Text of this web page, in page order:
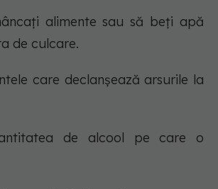
alimente sau să beți apă
de culcare.
care declanșează arsurile la
de alcool pe care o